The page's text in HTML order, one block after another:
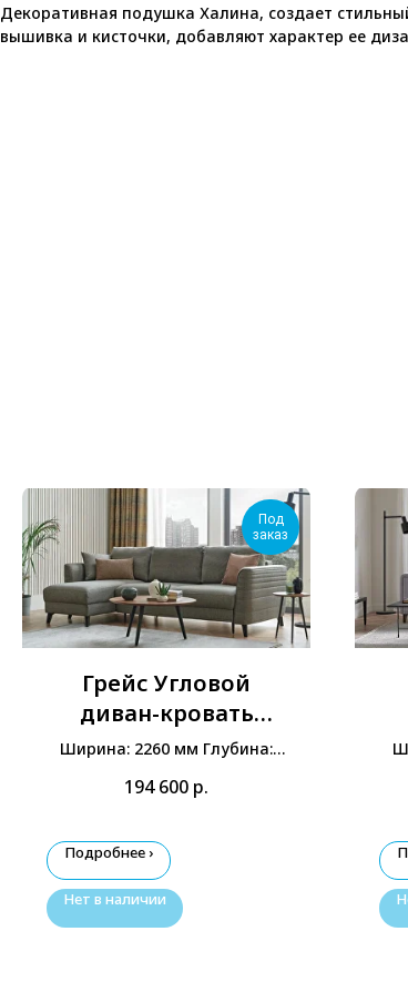
Декоративная подушка Халина, создает
вышивка и кисточки, добавляют характер ее
Под
заказ
Грейс Угловой
диван-кровать
(Малый)
Ширина: 2260 мм Глубина:
194 600 р.
Подробнее ›
Нет в наличии